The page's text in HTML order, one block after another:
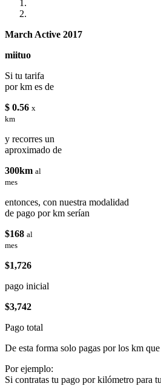
March Active 2017
miituo
Si tu tarifa
por km es de
$ 0.56 x
km
y recorres un
aproximado de
300km al
mes
entonces, con nuestra modalidad
de pago por km serían
$168 al
mes
$1,726
pago inicial
$3,742
Pago total
De esta forma solo pagas por los km
Por ejemplo:
Si contratas tu pago por kilómetro para